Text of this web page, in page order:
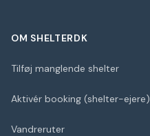
OM SHELTERDK
Tilføj manglende shelter
Aktivér booking (shelter-ejere)
Vandreruter